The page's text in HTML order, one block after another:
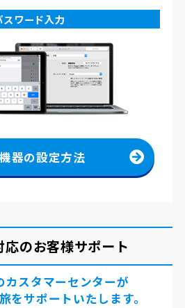
スワード入力
器の設定方法
のお客様サポート
カスタマーセンターが
をサポートいたします。